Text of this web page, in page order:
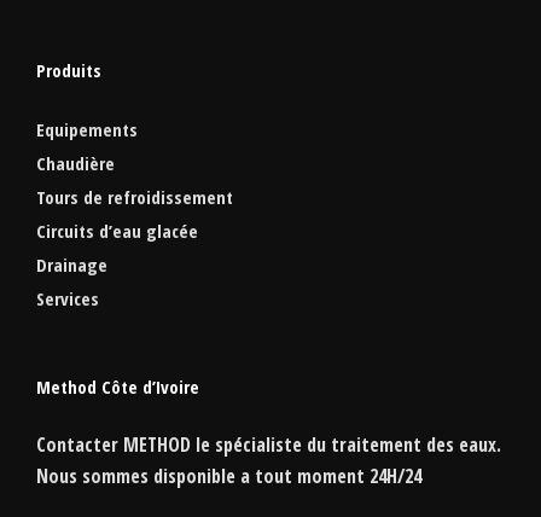
Produits
Equipements
Chaudière
Tours de refroidissement
Circuits d’eau glacée
Drainage
Services
Method Côte d’Ivoire
Contacter METHOD le spécialiste du traitement des eaux.
Nous sommes disponible a tout moment 24H/24